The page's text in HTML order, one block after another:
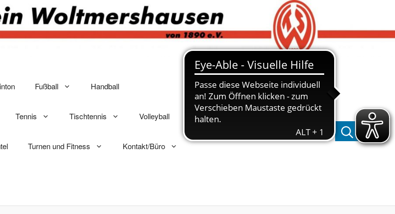
Fußball Handball
Tennis Tischtennis Volleyball
Turnen und Fitness Kontakt/Büro